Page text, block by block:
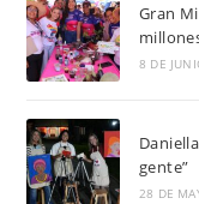
Gran
8 DE
gente”
28 DE